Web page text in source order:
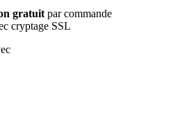
gratuit par commande
cryptage SSL